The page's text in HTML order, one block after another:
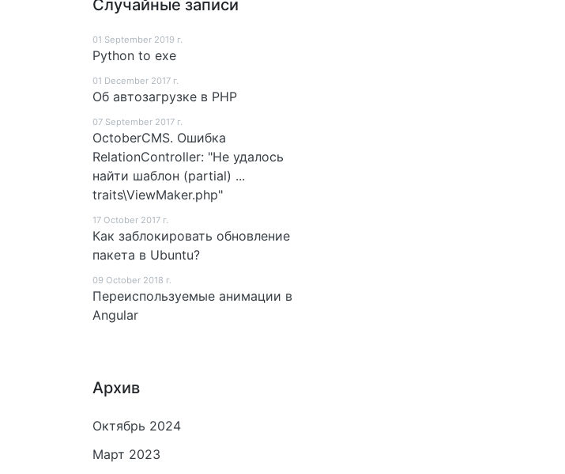
Случайные записи
01 September 2019 г.
Python to exe
01 December 2017 г.
Об автозагрузке в PHP
07 September 2017 г.
OctoberCMS. Ошибка
RelationController: "Не удалось
найти шаблон (partial) ...
traits\ViewMaker.php"
17 October 2017 г.
Как заблокировать обновление
пакета в Ubuntu?
09 October 2018 г.
Переиспользуемые анимации в
Angular
Архив
Октябрь 2024
Март 2023